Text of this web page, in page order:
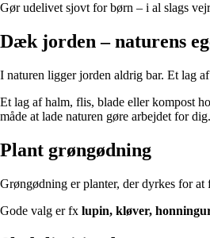
Gør udelivet sjovt for børn – i al slags vejr
Dæk jorden – naturens
I naturen ligger jorden aldrig bar. Et lag
Et lag af halm, flis, blade eller kompost
måde at lade naturen gøre arbejdet for dig.
Plant grøngødning
Grøngødning er planter, der dyrkes for
Gode valg er fx lupin, kløver,